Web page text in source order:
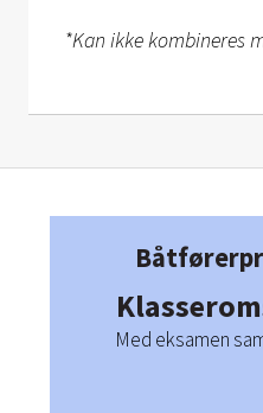
*Kan ikke kombineres
Med eksamen